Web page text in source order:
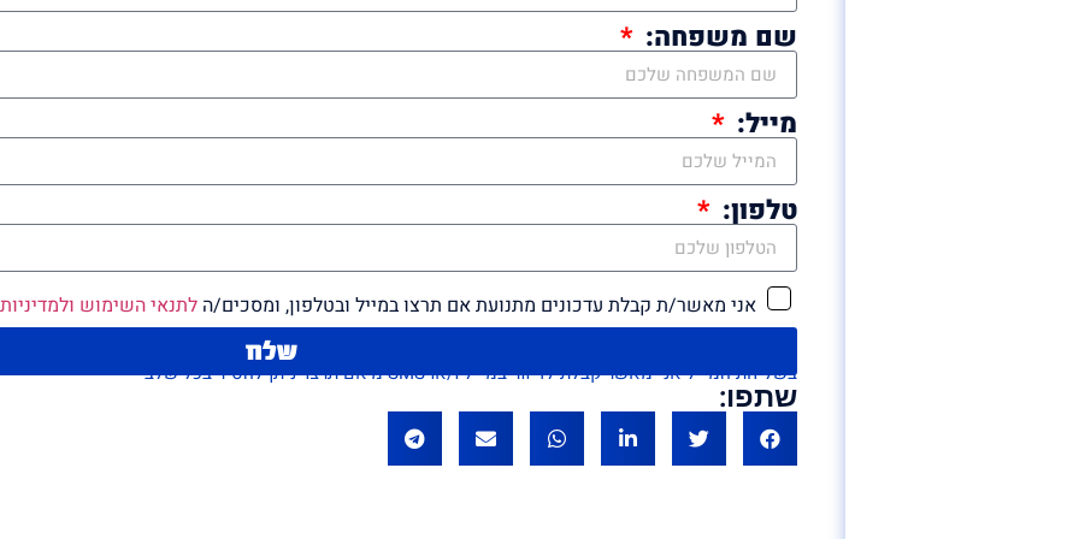
שם משפחה:
מייל:
טלפון:
אני מאשר/ת קבלת עדכונים מתנועת אם תרצו במייל ובטלפון, ומסכים/הלתנאי השימוש
שלח
בשליחת המייל אני מאשר קבלת לדיוור במייל ו/או SMS מ'אם תרצו' ניתן להסיר בכל שלב
שתפו: